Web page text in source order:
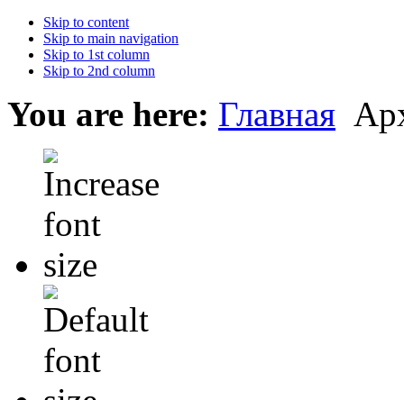
Skip to content
Skip to main navigation
Skip to 1st column
Skip to 2nd column
You are here: Главная